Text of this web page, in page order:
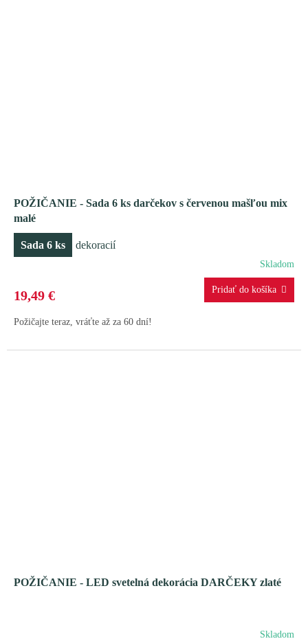
POŽIČANIE - Sada 6 ks darčekov s červenou mašľou mix
malé
Sada 6 ks dekoracií
Skladom
19,49 €
Požičajte teraz, vráťte až za 60 dní!
POŽIČANIE - LED svetelná dekorácia DARČEKY zlaté
Skladom